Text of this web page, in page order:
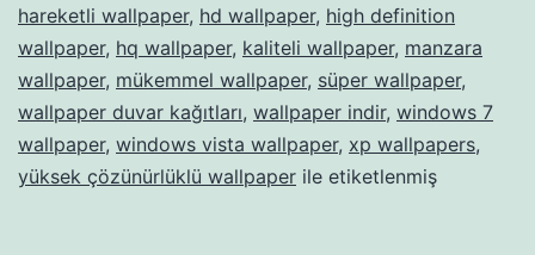
hareketli wallpaper, hd wallpaper, high definition
wallpaper, hq wallpaper, kaliteli wallpaper, manzara
wallpaper, mükemmel wallpaper, süper wallpaper,
wallpaper duvar kağıtları, wallpaper indir, windows 7
wallpaper, windows vista wallpaper, xp wallpapers,
yüksek çözünürlüklü wallpaper ile etiketlenmiş